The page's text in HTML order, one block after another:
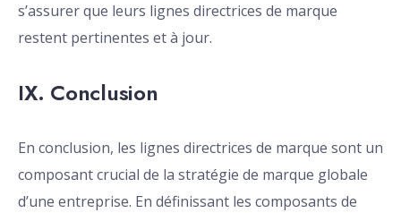
s’assurer que leurs lignes directrices de marque
restent pertinentes et à jour.
IX. Conclusion
En conclusion, les lignes directrices de marque sont un
composant crucial de la stratégie de marque globale
d’une entreprise. En définissant les composants de